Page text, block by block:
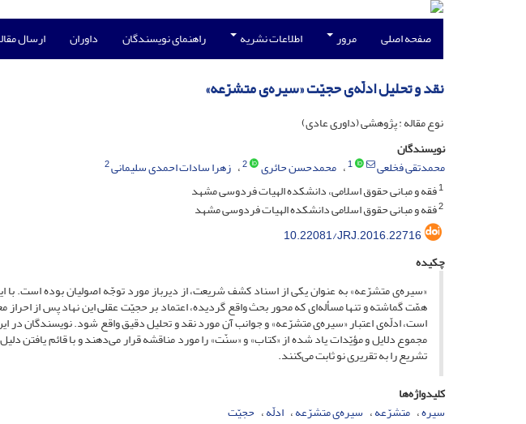
صفحه اصلی مرور اطلاعات نشریه راهنمای نویسندگان داوران ارسال
نقد و تحلیل ادلّه‌ی حجیّت «سیر‌ه‌ی متشرّعه»
نوع مقاله : پژوهشی (داوری عادی)
نویسندگان
محمدتقی فخلعی
1 محمدحسن حائری 2 زهرا سادات احمدی سلیمانی2
1فقه و مبانی حقوق اسلامی، دانشکده الهیات فردوسی مشهد
2فقه و مبانی حقوق اسلامی دانشکده الهیات فردوسی مشهد
10.22081/JRJ.2016.22716
چکیده
«سیره‌ی متشرّعه» به عنوان یکی از اسناد کشف شریعت، از دیرباز مورد توجّه اصولیان بوده است.
همّت گماشته و تنها مسأله‌ای که محور بحث واقع گردیده، اعتماد بر حجیّت عقلی این نهاد پس از
است، ادلّه‌ی اعتبار «سیره‌ی متشرّعه» و جوانب آن مورد نقد و تحلیل دقیق واقع شود. نویسندگان در
مجموع دلایل و مؤیّدات یاد شده از «کتاب» و «سنّت» را مورد مناقشه قرار می‌دهند و با قائم
تشریع را به تقریری نو ثابت می‌کنند.
کلیدواژه‌ها
سیره متشرّعه سیره‌ی متشرّعه ادلّه حجیّت